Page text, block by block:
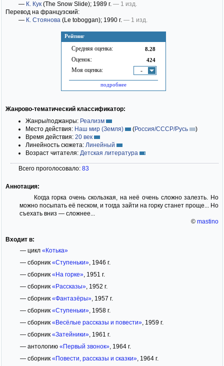
Рейтинг
Средняя оценка: 8.28
Оценок: 424
Моя оценка: -
подробнее
— К. Кук (The Snow Slide); 1989 г. — 1 изд.
Перевод на французский:
— К. Стоянова (Le toboggan); 1990 г. — 1 изд.
Жанрово-тематический классификатор:
Жанры/поджанры: Реализм
Место действия: Наш мир (Земля) (Россия/СССР/Русь
)
Время действия: 20 век
Линейность сюжета: Линейный
Возраст читателя: Детская литература
Всего проголосовало: 83
Аннотация:
Когда горка очень скользкая, на неё очень сложно залезть. Но
можно посыпать её песком, и тогда зайти на горку станет проще... Но
съехать вниз — сложнее...
© mastino
Входит в:
— цикл «Котька»
— сборник «Ступеньки», 1946 г.
— сборник «На горке», 1951 г.
— сборник «Рассказы», 1952 г.
— сборник «Фантазёры», 1957 г.
— сборник «Ступеньки», 1958 г.
— сборник «Весёлые рассказы и повести», 1959 г.
— сборник «Затейники», 1961 г.
— антологию «Первый звонок», 1964 г.
— сборник «Повести, рассказы и сказки», 1964 г.